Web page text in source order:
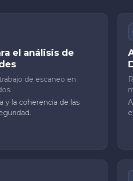
el análisis de
de escaneo en
y la coherencia de las